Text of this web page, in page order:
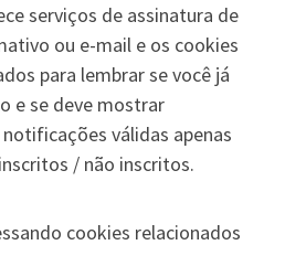
serviços de assinatura de
ou e-mail e os cookies
​​para lembrar se você já
e se deve mostrar
válidas apenas
/ não inscritos.
cookies relacionados